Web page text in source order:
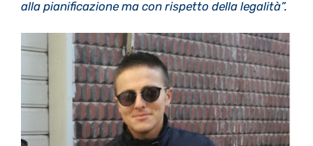
alla pianificazione ma con rispetto della legalità”.